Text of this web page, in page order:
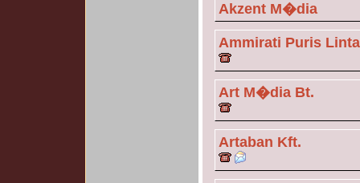
Akzent M�dia
Ammirati Puris
Art M�dia Bt.
Artaban Kft.